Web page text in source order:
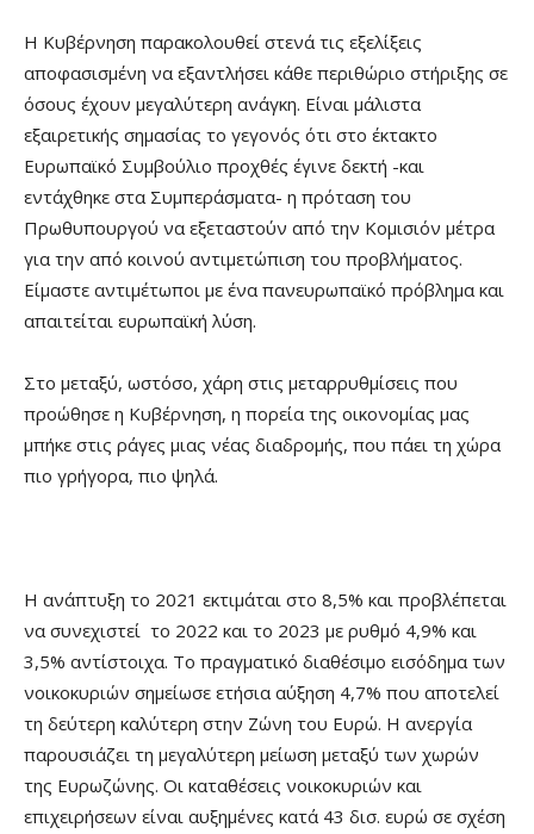
Η Κυβέρνηση παρακολουθεί στενά τις εξελίξεις
αποφασισμένη να εξαντλήσει κάθε περιθώριο στήριξης σε
όσους έχουν μεγαλύτερη ανάγκη. Είναι μάλιστα
εξαιρετικής σημασίας το γεγονός ότι στο έκτακτο
Ευρωπαϊκό Συμβούλιο προχθές έγινε δεκτή -και
εντάχθηκε στα Συμπεράσματα- η πρόταση του
Πρωθυπουργού να εξεταστούν από την Κομισιόν μέτρα
για την από κοινού αντιμετώπιση του προβλήματος.
Είμαστε αντιμέτωποι με ένα πανευρωπαϊκό πρόβλημα και
απαιτείται ευρωπαϊκή λύση.
Στο μεταξύ, ωστόσο, χάρη στις μεταρρυθμίσεις που
προώθησε η Κυβέρνηση, η πορεία της οικονομίας μας
μπήκε στις ράγες μιας νέας διαδρομής, που πάει τη χώρα
πιο γρήγορα, πιο ψηλά.
Η ανάπτυξη το 2021 εκτιμάται στο 8,5% και προβλέπεται
να συνεχιστεί το 2022 και το 2023 με ρυθμό 4,9% και
3,5% αντίστοιχα. Το πραγματικό διαθέσιμο εισόδημα των
νοικοκυριών σημείωσε ετήσια αύξηση 4,7% που αποτελεί
τη δεύτερη καλύτερη στην Ζώνη του Ευρώ. Η ανεργία
παρουσιάζει τη μεγαλύτερη μείωση μεταξύ των χωρών
της Ευρωζώνης. Οι καταθέσεις νοικοκυριών και
επιχειρήσεων είναι αυξημένες κατά 43 δισ. ευρώ σε σχέση